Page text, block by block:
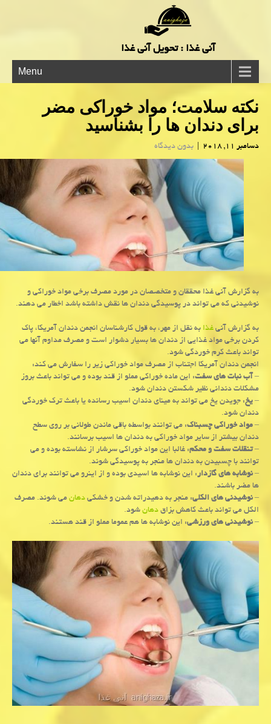
آنی غذا : تحویل آنی غذا
Menu
نكته سلامت؛ مواد خوراكی مضر
برای دندان ها را بشناسید
دسامبر 11, 2018 | بدون دیدگاه
به گزارش آنی غذا محققان و متخصصان در مورد مصرف برخی مواد خوراكی و
نوشیدنی كه می تواند در پوسیدگی دندان ها نقش داشته باشد اخطار می دهند.
به گزارش آنیغذابه نقل از مهر، به قول كارشناسان انجمن دندان آمریكا، پاك
كردن برخی مواد غذایی از دندان ها بسیار دشوار است و مصرف مداوم آنها می
تواند باعث كرم خوردگی شود.
انجمن دندان آمریكا اجتناب از مصرف مواد خوراكی زیر را سفارش می كند:
–آب نبات های سفت: این ماده خوراكی مملو از قند بوده و می تواند باعث بروز
مشكلات دندانی نظیر شكستن دندان شود.
–یخ: جویدن یخ می تواند به مینای دندان اسیب رسانده یا باعث ترك خوردگی
دندان شود.
–مواد خوراكی چسبناك: می توانند بواسطه باقی ماندن طولانی بر روی سطح
دندان بیشتر از سایر مواد خوراكی به دندان ها اسیب برسانند.
–تنقلات سفت و محكم: غالبا این مواد خوراكی سرشار از نشاسته بوده و می
توانند با چسبیدن به دندان ها منجر به پوسیدگی شوند.
–نوشابه های گازدار: این نوشابه ها اسیدی بوده و از اینرو می توانند برای دندان
ها مضر باشند.
–نوشیدنی های الكلی: منجر به دهیدراته شدن و خشكیدهانمی شوند. مصرف
الكل می تواند باعث كاهش بزاقدهانشود.
–نوشیدنی های ورزشی: این نوشابه ها هم عموما مملو از قند هستند.